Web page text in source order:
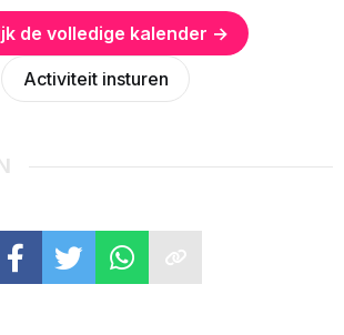
de volledige kalender →
Activiteit insturen